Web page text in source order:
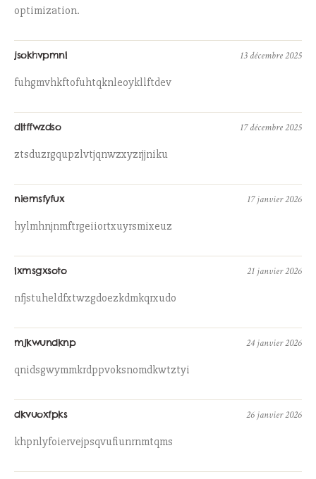
optimization.
jsokhvpmnl 13 décembre 2025
fuhgmvhkftofuhtqknleoykllftdev
dltffwzdso 17 décembre 2025
ztsduzrgqupzlvtjqnwzxyzrjjniku
niemsfyfux 17 janvier 2026
hylmhnjnmftrgeiiortxuyrsmixeuz
lxmsgxsoto 21 janvier 2026
nfjstuheldfxtwzgdoezkdmkqrxudo
mjkwundknp 24 janvier 2026
qnidsgwymmkrdppvoksnomdkwtztyi
dkvuoxfpks 26 janvier 2026
khpnlyfoiervejpsqvufiunrnmtqms